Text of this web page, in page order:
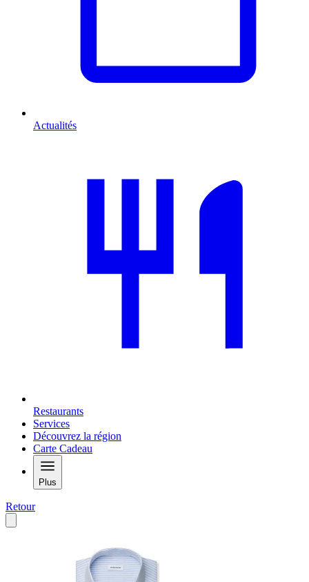
Actualités
Restaurants
Services
Découvrez la région
Carte Cadeau
Plus
Retour